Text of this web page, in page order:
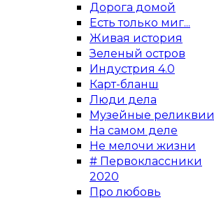
Дорога домой
Есть только миг...
Живая история
Зеленый остров
Индустрия 4.0
Карт-бланш
Люди дела
Музейные реликвии
На самом деле
Не мелочи жизни
# Первоклассники
2020
Про любовь